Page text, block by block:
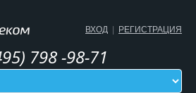
798 -98-71
ВХОД РЕГИСТРАЦИЯ